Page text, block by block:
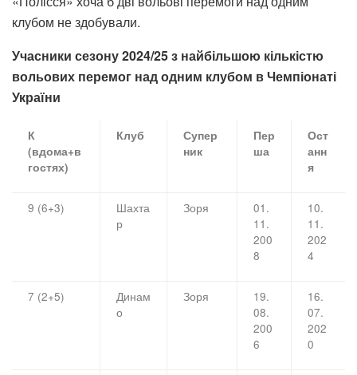
клубом не здобували.
Учасники сезону 2024/25 з найбільшою кількістю
вольових перемог над одним клубом в Чемпіонаті
України
К
(вдома+в
гостях)
Клуб
Супер
ник
Пер
ша
Ост
анн
я
9 (6+3)
Шахта
р
Зоря
01.
11.
200
8
10.
11.
202
4
7 (2+5)
Динам
о
Зоря
19.
08.
200
6
16.
07.
202
0